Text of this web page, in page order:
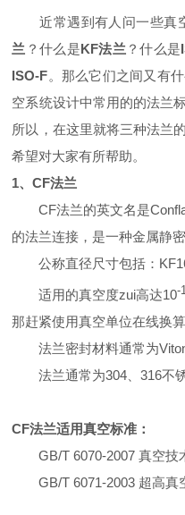
近常遇到有人问一些真
兰 ？什么是KF法兰 ？什么是
ISO-F。那么它们之间又有
空系统设计中常用的的法兰
所以，在这里就将三种法兰
希望对大家有所帮助。
1、CF法兰
CF法兰的英文名是
的法兰连接，是一种金属静
公称直径尺寸包括：
适用的真空度zui高达10-
那赶紧使用真空单位在线换算
法兰密封材料通常为
法兰通常为304、316不锈
CF法兰适用真空标准：
GB/T 6070-2007 真空技
GB/T 6071-2003 超高真